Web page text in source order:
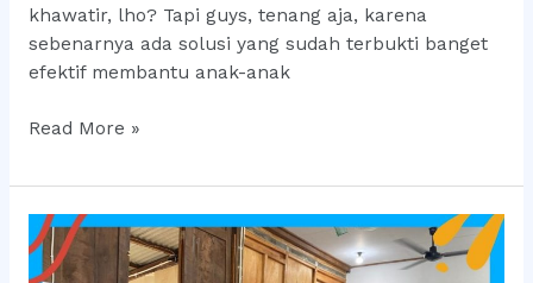
khawatir, lho? Tapi guys, tenang aja, karena
sebenarnya ada solusi yang sudah terbukti banget
efektif membantu anak-anak
Ortu
Tahu!
Les
SD
Ini
Read More »